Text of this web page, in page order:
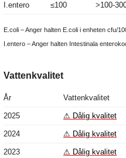
I.entero ≤100 >100-
E.coli – Anger halten E.coli i enheten cfu/
I.entero – Anger halten Intestinala
Vattenkvalitet
År Vattenkvalitet
2025 ⚠ Dålig kvalitet
2024 ⚠ Dålig kvalitet
2023 ⚠ Dålig kvalitet